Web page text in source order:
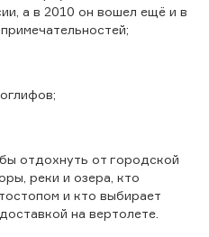
а в 2010 он вошел ещё и в
отдохнуть от городской
реки и озера, кто
и кто выбирает
на вертолете.